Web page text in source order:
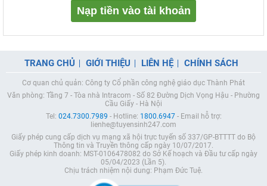
Nạp tiền vào tài khoản
TRANG CHỦ GIỚI THIỆU LIÊN HỆ CHÍNH SÁCH
Cơ quan chủ quản: Công ty Cổ phần công nghệ giáo dục Thành Phát
Văn phòng: Tầng 7 - Tòa nhà Intracom - Số 82 Đường Dịch Vọng Hậu - Phường
Cầu Giấy - Hà Nội
Tel: 024.7300.7989 - Hotline: 1800.6947- Email hỗ trợ:
lienhe@tuyensinh247.com
Giấy phép cung cấp dịch vụ mạng xã hội trực tuyến số 337/GP-BTTTT do Bộ
Thông tin và Truyền thông cấp ngày 10/07/2017.
Giấy phép kinh doanh: MST-0106478082 do Sở Kế hoạch và Đầu tư cấp ngày
05/04/2023 (Lần 5).
Chịu trách nhiệm nội dung: Phạm Đức Tuệ.